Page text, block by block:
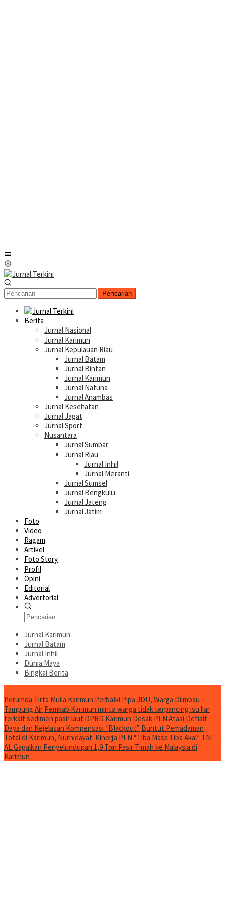
Pencarian
Berita
Jurnal Nasional
Jurnal Karimun
Jurnal Kepulauan Riau
Jurnal Batam
Jurnal Bintan
Jurnal Karimun
Jurnal Natuna
Jurnal Anambas
Jurnal Kesehatan
Jurnal Jagat
Jurnal Sport
Nusantara
Jurnal Sumbar
Jurnal Riau
Jurnal Inhil
Jurnal Meranti
Jurnal Sumsel
Jurnal Bengkulu
Jurnal Jateng
Jurnal Jatim
Foto
Video
Ragam
Artikel
Foto Story
Profil
Opini
Editorial
Advertorial
Jurnal Karimun
Jurnal Batam
Jurnal Inhil
Dunia Maya
Bingkai Berita
Perumda Tirta Mulia Karimun Perbaiki Pipa JDU, Warga Diimbau
Tampung Air Pemkab Karimun minta warga tidak terpancing isu liar
terkait sedimen pasir laut DPRD Karimun Desak PLN Atasi Defisit
Daya dan Kejelasan Kompensasi “Blackout” Buntut Pemadaman
Total di Karimun, Nurhidayat: Kinerja PLN “Tiba Masa Tiba Akal” TNI
AL Gagalkan Penyelundupan 1,9 Ton Pasir Timah ke Malaysia di
Karimun